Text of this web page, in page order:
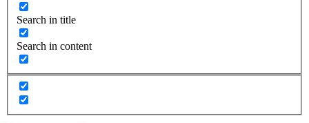
Search in title
Search in content